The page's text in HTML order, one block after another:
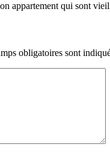
appartement qui sont
obligatoires sont